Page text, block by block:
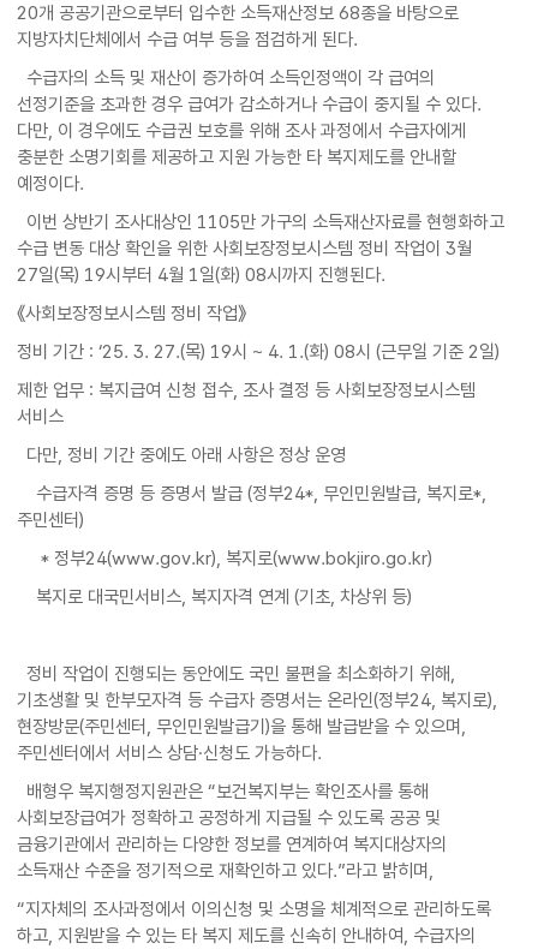
20개 공공기관으로부터 입수한 소득재산정보 68종을 바탕으로
지방자치단체에서 수급 여부 등을 점검하게 된다.
수급자의 소득 및 재산이 증가하여 소득인정액이 각 급여의
선정기준을 초과한 경우 급여가 감소하거나 수급이 중지될 수 있다.
다만, 이 경우에도 수급권 보호를 위해 조사 과정에서 수급자에게
충분한 소명기회를 제공하고 지원 가능한 타 복지제도를 안내할
예정이다.
이번 상반기 조사대상인 1105만 가구의 소득재산자료를 현행화하고
수급 변동 대상 확인을 위한 사회보장정보시스템 정비 작업이 3월
27일(목) 19시부터 4월 1일(화) 08시까지 진행된다.
《사회보장정보시스템 정비 작업》
정비 기간 : ‘25. 3. 27.(목) 19시 ~ 4. 1.(화) 08시 (근무일 기준 2일)
제한 업무 : 복지급여 신청 접수, 조사 결정 등 사회보장정보시스템
서비스
다만, 정비 기간 중에도 아래 사항은 정상 운영
수급자격 증명 등 증명서 발급 (정부24*, 무인민원발급, 복지로*,
주민센터)
* 정부24(www.gov.kr), 복지로(www.bokjiro.go.kr)
복지로 대국민서비스, 복지자격 연계 (기초, 차상위 등)
정비 작업이 진행되는 동안에도 국민 불편을 최소화하기 위해,
기초생활 및 한부모자격 등 수급자 증명서는 온라인(정부24, 복지로),
현장방문(주민센터, 무인민원발급기)을 통해 발급받을 수 있으며,
주민센터에서 서비스 상담·신청도 가능하다.
배형우 복지행정지원관은 “보건복지부는 확인조사를 통해
사회보장급여가 정확하고 공정하게 지급될 수 있도록 공공 및
금융기관에서 관리하는 다양한 정보를 연계하여 복지대상자의
소득재산 수준을 정기적으로 재확인하고 있다.”라고 밝히며,
“지자체의 조사과정에서 이의신청 및 소명을 체계적으로 관리하도록
하고, 지원받을 수 있는 타 복지 제도를 신속히 안내하여, 수급자의